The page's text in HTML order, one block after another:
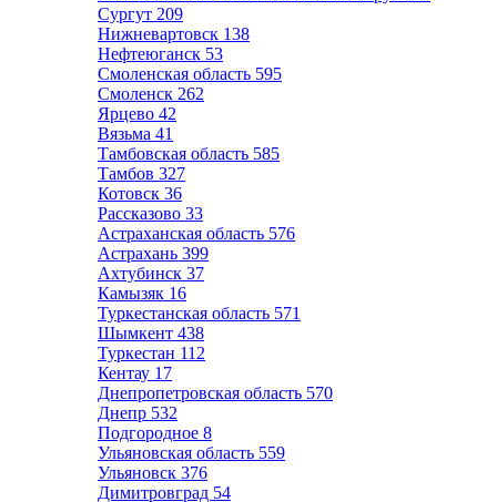
Сургут 209
Нижневартовск 138
Нефтеюганск 53
Смоленская область 595
Смоленск 262
Ярцево 42
Вязьма 41
Тамбовская область 585
Тамбов 327
Котовск 36
Рассказово 33
Астраханская область 576
Астрахань 399
Ахтубинск 37
Камызяк 16
Туркестанская область 571
Шымкент 438
Туркестан 112
Кентау 17
Днепропетровская область 570
Днепр 532
Подгородное 8
Ульяновская область 559
Ульяновск 376
Димитровград 54